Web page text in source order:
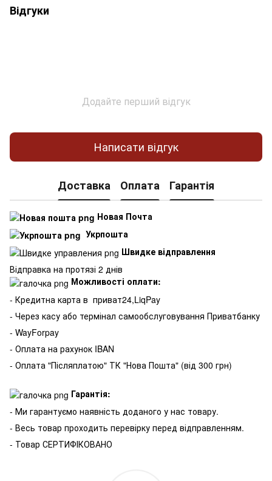
Відгуки
Додайте перший відгук
Написати відгук
Доставка Оплата Гарантія
Новая Почта
Укрпошта
Швидке відправлення
Відправка на протязі 2 днів
Можливості оплати:
- Кредитна карта в приват24,LiqPay
- Через касу або термінал самообслуговування Приватбанку
- WayForpay
- Оплата на рахунок IBAN
- Оплата "Післяплатою" ТК "Нова Пошта" (від 300 грн)
Гарантія:
- Ми гарантуємо наявність доданого у нас товару.
- Весь товар проходить перевірку перед відправленням.
- Товар СЕРТИФІКОВАНО